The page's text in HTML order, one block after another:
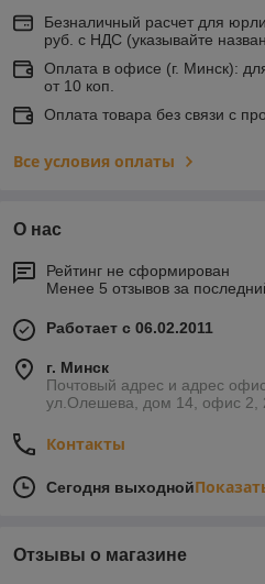
Безналичный расчет для
руб. с НДС (указывайте
Оплата в офисе (г. Минск):
от 10 коп.
Оплата товара без связи с
Все условия оплаты
О нас
Рейтинг не сформирован
Менее 5 отзывов за
Работает с 06.02.2011
г. Минск
Почтовый адрес и адрес
ул.Олешева, дом 14, офис 2,
Контакты
Сегодня выходной
Отзывы о магазине